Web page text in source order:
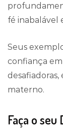
fé inabalável
Seus
confiança em
materno.
Faça o